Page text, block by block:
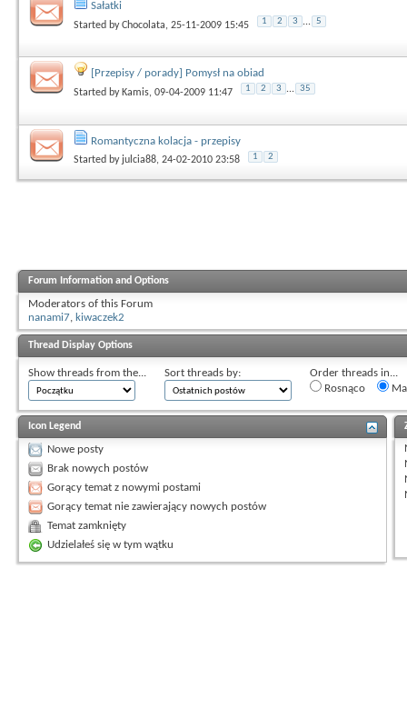
Sałatki
Started byChocolata, 25-11-2009 15:45 1 2 3 ... 5
[Przepisy / porady] Pomysł na obiad
Started by Kamis, 09-04-2009 11:47 1 2 3 ... 35
Romantyczna kolacja - przepisy
Started by julcia88, 24-02-2010 23:58 1 2
Forum Information and Options
Moderators of this Forum
nanami7, kiwaczek2
Thread Display Options
Show threads from the... Sort threads by:
Order threads in...
Rosnąco
Icon Legend
Nowe posty
Brak nowych postów
Gorący temat z nowymi postami
Gorący temat nie zawierający nowych postów
Temat zamknięty
Udzielałeś się w tym wątku